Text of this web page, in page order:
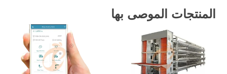
المنتجات الموصى بها